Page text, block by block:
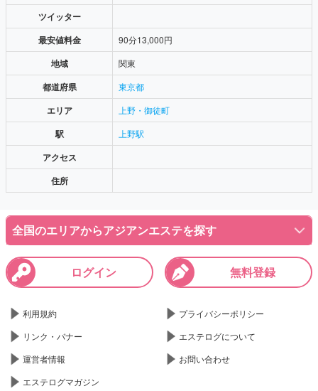
ツイッター
最安値料金
90分13,000円
地域 関東
都道府県 東京都
エリア 上野・御徒町
駅 上野駅
アクセス
住所
全国のエリアからアジアンエステを探す
ログイン 無料登録
利用規約
プライバシーポリシー
リンク・バナー
エステログについて
運営者情報
お問い合わせ
エステログマガジン